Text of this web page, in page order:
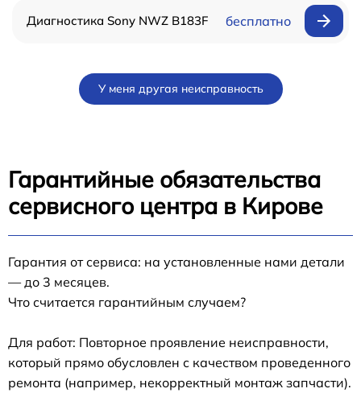
Диагностика Sony NWZ B183F бесплатно
У меня другая неисправность
Гарантийные обязательства
сервисного центра в Кирове
Гарантия от сервиса: на установленные нами детали
— до 3 месяцев.
Что считается гарантийным случаем?
Для работ: Повторное проявление неисправности,
который прямо обусловлен с качеством проведенного
ремонта (например, некорректный монтаж запчасти).